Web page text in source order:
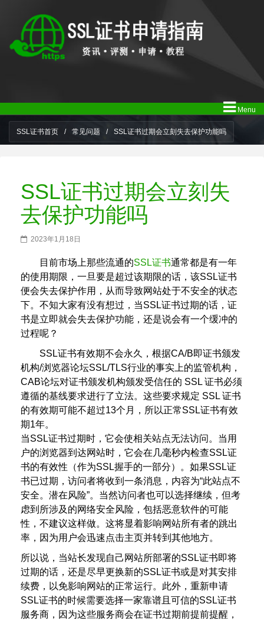
Menu
SSL证书首页 / 常见问题 / SSL证书过期会立刻失去保护功能吗
SSL证书过期会立刻失
去保护功能吗
2023年1月18日
目前市场上那些流通的SSL证书通常都是有一年
的使用期限，一旦要是超过该期限的话，该SSL证书
便会失去保护作用，从而导致网站处于不安全的状态
下。不知大家有没有想过，当SSL证书过期的话，证
书是立即就会失去保护功能，还是说会有一个缓冲的
过程呢？
SSL证书有效期不会永久，根据CA/B即证书颁发
机构/浏览器论坛SSL/TLS行业的事实上的监管机构，
CAB论坛对证书颁发机构颁发受信任的 SSL 证书必须
遵循的基线要求进行了立法。这些要求规定 SSL 证书
的有效期可能不超过13个月，所以正常SSL证书有效
期1年。
当SSL证书过期时，它会使相关站点无法访问。当用
户的浏览器到达网站时，它会在几毫秒内检查SSL证
书的有效性（作为SSL握手的一部分）。如果SSL证
书已过期，访问者将收到一条消息，内容为“此站点不
安全。潜在风险”。当然访问者也可以选择继续，但考
虑到所涉及的网络安全风险，包括恶意软件的可能
性，不建议这样做。这将显着影响网站所有者的跳出
率，因为用户会迅速点击主页并转到其他地方。
所以说，当站长发现自己网站所部署的SSL证书即将
过期的话，还是尽早更换新的SSL证书或是对其安排
续费，以免影响网站的正常运行。此外，重新申请
SSL证书的时候需要选择一家靠谱且可信的SSL证书
服务商，因为这些服务商会在证书过期前提前提醒，